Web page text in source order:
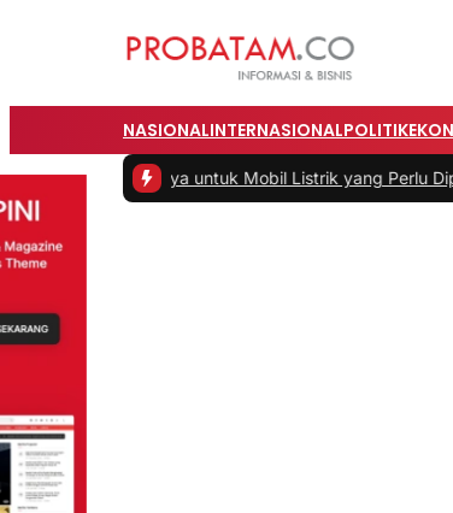
NASIONALINTERNASIONALPOLITIK
Daya untuk Mobil Listrik yang Perlu Diperhatikan|#3 -